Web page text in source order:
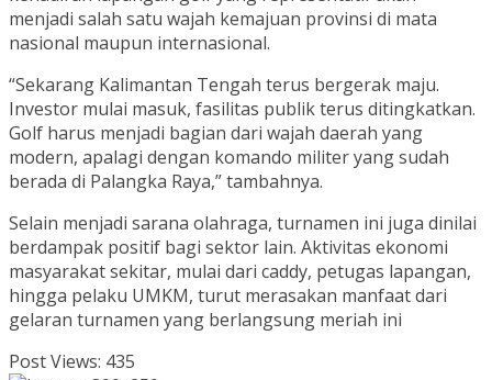
menjadi salah satu wajah kemajuan provinsi di mata
nasional maupun internasional.
“Sekarang Kalimantan Tengah terus bergerak maju.
Investor mulai masuk, fasilitas publik terus ditingkatkan.
Golf harus menjadi bagian dari wajah daerah yang
modern, apalagi dengan komando militer yang sudah
berada di Palangka Raya,” tambahnya.
Selain menjadi sarana olahraga, turnamen ini juga dinilai
berdampak positif bagi sektor lain. Aktivitas ekonomi
masyarakat sekitar, mulai dari caddy, petugas lapangan,
hingga pelaku UMKM, turut merasakan manfaat dari
gelaran turnamen yang berlangsung meriah ini
Post Views: 435